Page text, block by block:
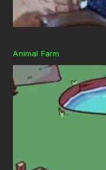
Animal Farm